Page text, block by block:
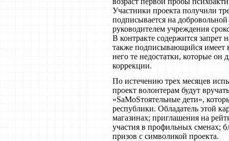
Участники проекта получили
подписывается на
руководителем учреждения
В контракте содержится запрет
также подписывающийся имеет
него те недостатки, которые
коррекции.
По истечению трех месяцев
проект волонтерам будут
«SаМоSтоятельные дети»,
республики. Обладатель этой
магазинах; приглашения на
участия в профильных сменах;
призов с символикой проекта.